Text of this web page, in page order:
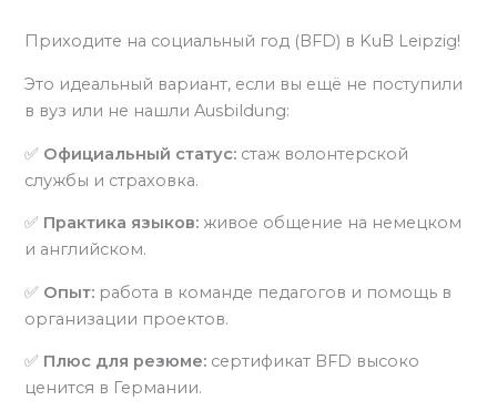
Приходите на социальный год (BFD) в KuB Leipzig!
Это идеальный вариант, если вы ещё не поступили
в вуз или не нашли Ausbildung:
✅ Официальный статус: стаж волонтерской
службы и страховка.
✅ Практика языков: живое общение на немецком
и английском.
✅ Опыт: работа в команде педагогов и помощь в
организации проектов.
✅ Плюс для резюме: сертификат BFD высоко
ценится в Германии.